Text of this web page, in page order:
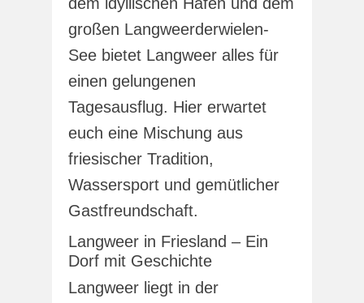
großen Langweerderwielen-
See bietet Langweer alles für
einen gelungenen
Tagesausflug. Hier erwartet
euch eine Mischung aus
friesischer Tradition,
Wassersport und gemütlicher
Gastfreundschaft.
Langweer in Friesland – Ein
Dorf mit Geschichte
Langweer liegt in der